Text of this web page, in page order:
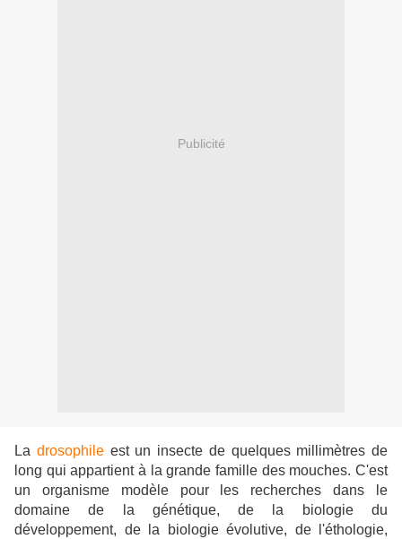
Publicité
La drosophileest un insecte de quelques millimètres de
long qui appartient à la grande famille des mouches. C'est
un organisme modèle pour les recherches dans le
domaine de la génétique, de la biologie du
développement, de la biologie évolutive, de l'éthologie,